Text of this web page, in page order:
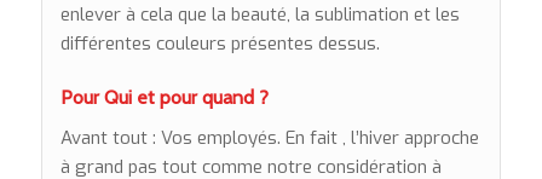
enlever à cela que la beauté, la sublimation et les
différentes couleurs présentes dessus.
Pour Qui et pour quand ?
Avant tout : Vos employés. En fait , l’hiver approche
à grand pas tout comme notre considération à